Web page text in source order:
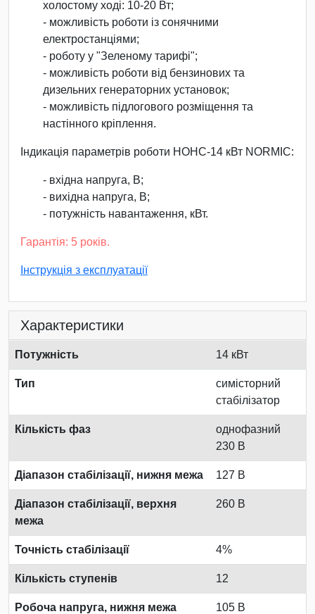
холостому ході: 10-20 Вт;
- можливість роботи із сонячними
електростанціями;
- роботу у "Зеленому тарифі";
- можливість роботи від бензинових та
дизельних генераторних установок;
- можливість підлогового розміщення та
настінного кріплення.
Індикація параметрів роботи НОНС-14 кВт NORMIC:
- вхідна напруга, В;
- вихідна напруга, В;
- потужність навантаження, кВт.
Гарантія: 5 років.
Інструкція з експлуатації
Характеристики
Потужність 14 кВт
Тип
симісторний
стабілізатор
Кількість фаз
однофазний
230 В
Діапазон стабілізації, нижня межа 127 В
Діапазон стабілізації, верхня
межа
260 В
Точність стабілізації 4%
Кількість ступенів 12
Робоча напруга, нижня межа 105 В